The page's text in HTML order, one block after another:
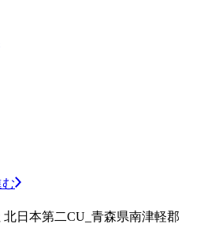
日本第二CU_青森県南津軽郡